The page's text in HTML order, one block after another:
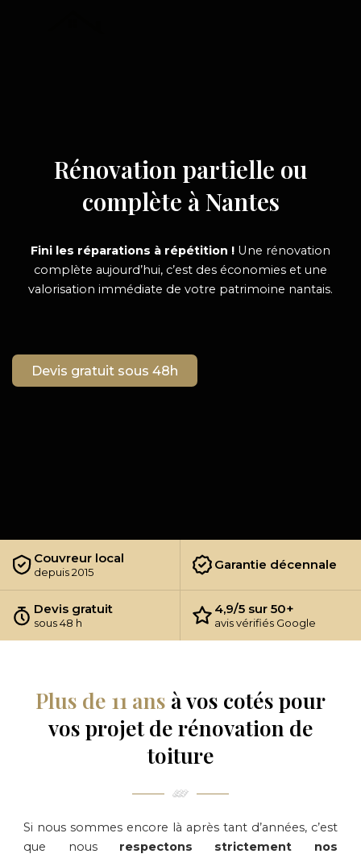
Rénovation partielle ou
complète à Nantes
Fini les réparations à répétition ! Une rénovation
complète aujourd’hui, c’est des économies et une
valorisation immédiate de votre patrimoine nantais.
Devis gratuit sous 48h
Couvreur local
depuis 2015 Garantie décennale
Devis gratuit
sous 48 h
4,9/5 sur 50+
avis vérifiés Google
Plus de 11 ans à vos cotés pour
vos projet de rénovation de
toiture
Si nous sommes encore là après tant d’années, c’est
que nous respectons strictement nos